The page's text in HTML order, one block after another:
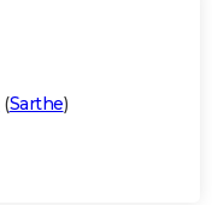
(Sarthe)